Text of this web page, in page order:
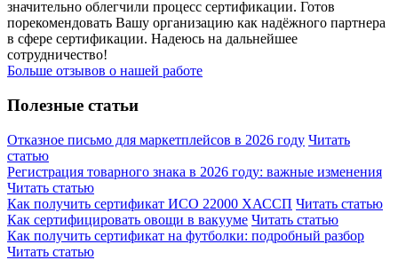
значительно облегчили процесс сертификации. Готов
порекомендовать Вашу организацию как надёжного партнера
в сфере сертификации. Надеюсь на дальнейшее
сотрудничество!
Больше отзывов о нашей работе
Полезные статьи
Отказное письмо для маркетплейсов в 2026 году Читать
статью
Регистрация товарного знака в 2026 году: важные изменения
Читать статью
Как получить сертификат ИСО 22000 ХАССП Читать статью
Как сертифицировать овощи в вакууме Читать статью
Как получить сертификат на футболки: подробный разбор
Читать статью